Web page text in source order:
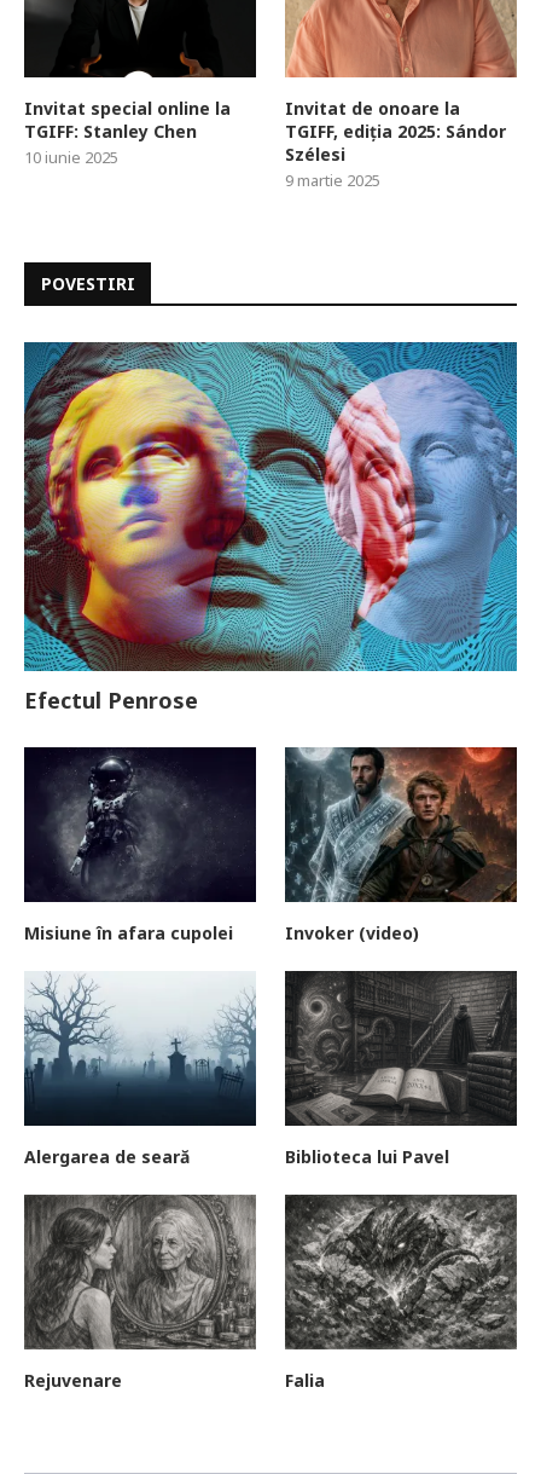
Invitat special online la
TGIFF: Stanley Chen
10 iunie 2025
Invitat de onoare la
TGIFF, ediția 2025: Sándor
Szélesi
9 martie 2025
POVESTIRI
Efectul Penrose
Misiune în afara cupolei Invoker (video)
Alergarea de seară Biblioteca lui Pavel
Rejuvenare Falia